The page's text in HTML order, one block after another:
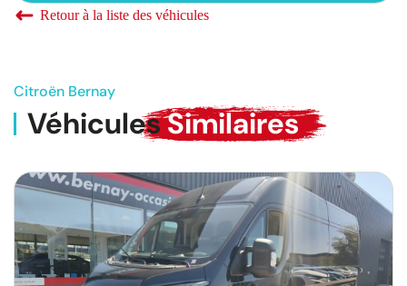
Retour à la liste des véhicules
Citroën Bernay
VéhiculesSimilaires